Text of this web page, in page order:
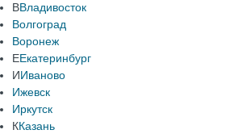
ВВладивосток
Волгоград
Воронеж
ЕЕкатеринбург
ИИваново
Ижевск
Иркутск
ККазань